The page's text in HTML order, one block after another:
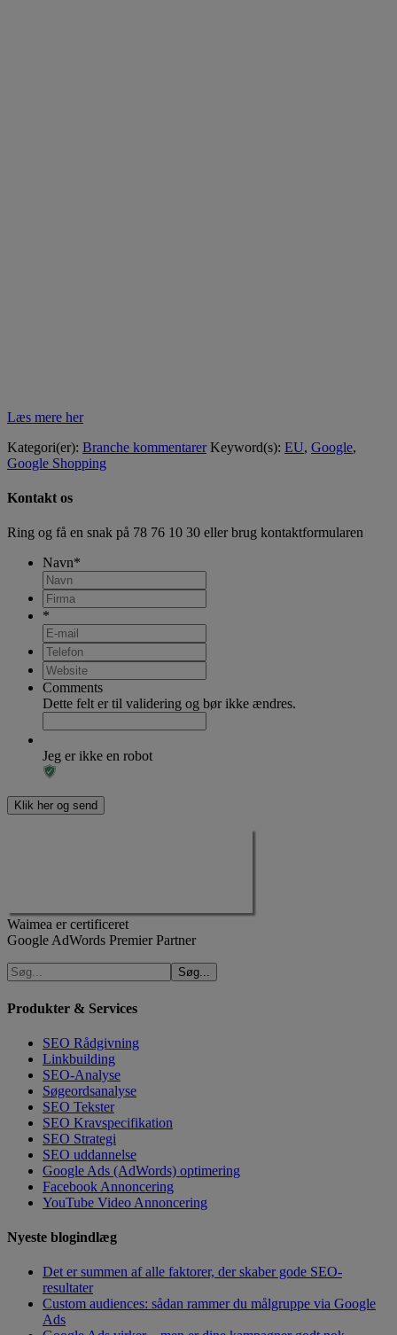
Læs mere her
Kategori(er): Branche kommentarer Keyword(s): EU, Google,
Google Shopping
Kontakt os
Ring og få en snak på 78 76 10 30 eller brug kontaktformularen
Navn*
*
Comments
Dette felt er til validering og bør ikke ændres.
Jeg er ikke en robot
Waimea er certificeret
Google AdWords Premier Partner
Produkter & Services
SEO Rådgivning
Linkbuilding
SEO-Analyse
Søgeordsanalyse
SEO Tekster
SEO Kravspecifikation
SEO Strategi
SEO uddannelse
Google Ads (AdWords) optimering
Facebook Annoncering
YouTube Video Annoncering
Nyeste blogindlæg
Det er summen af alle faktorer, der skaber gode SEO-
resultater
Custom audiences: sådan rammer du målgruppe via Google
Ads